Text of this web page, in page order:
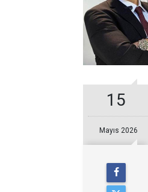
15
Mayıs 2026